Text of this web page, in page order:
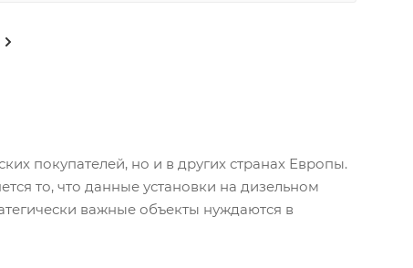
покупателей, но и в других странах Европы.
то, что данные установки на дизельном
важные объекты нуждаются в